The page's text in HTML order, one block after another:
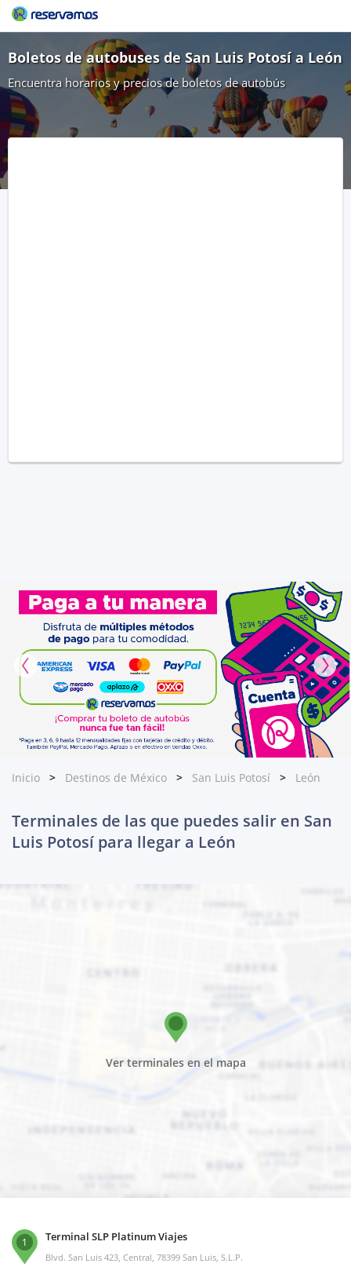
Boletos de autobuses de San Luis Potosí a León
Encuentra horarios y precios de boletos de autobús
Inicio Destinos de México San Luis Potosí León
Terminales de las que puedes salir en San
Luis Potosí para llegar a León
Ver terminales en el mapa
1 Terminal SLP Platinum Viajes
Blvd. San Luis 423, Central, 78399 San Luis, S.L.P.